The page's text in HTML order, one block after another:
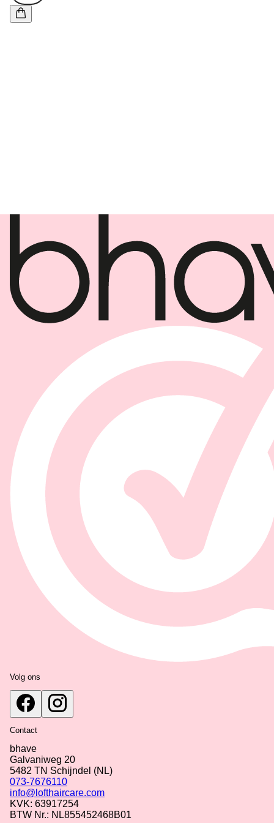
Volg ons
Contact
bhave
Galvaniweg 20
5482 TN Schijndel (NL)
073-7676110
info@lofthaircare.com
KVK: 63917254
BTW Nr.: NL855452468B01